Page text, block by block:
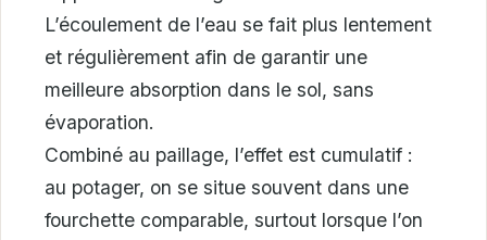
L’écoulement de l’eau se fait plus lentement
et régulièrement afin de garantir une
meilleure absorption dans le sol, sans
évaporation.
Combiné au paillage, l’effet est cumulatif :
au potager, on se situe souvent dans une
fourchette comparable, surtout lorsque l’on